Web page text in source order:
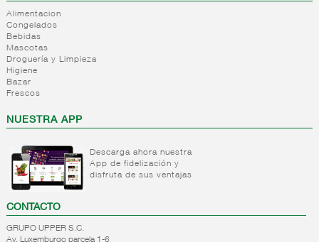
WEB
EJEMPLO
Alimentacion
Congelados
Bebidas
Mascotas
Droguería y Limpieza
Higiene
Bazar
Frescos
NUESTRA APP
Descarga ahora nuestra
App de fidelización y
disfruta de sus ventajas
CONTACTO
GRUPO UPPER S.C.
Av. Luxemburgo parcela 1-6